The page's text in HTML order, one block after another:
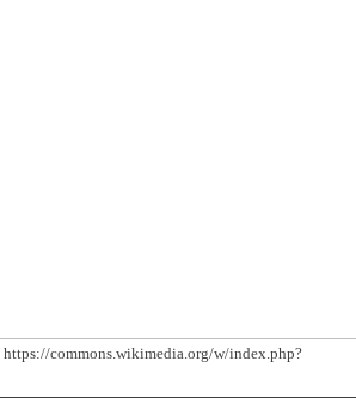
https://commons.wikimedia.org/w/index.php?